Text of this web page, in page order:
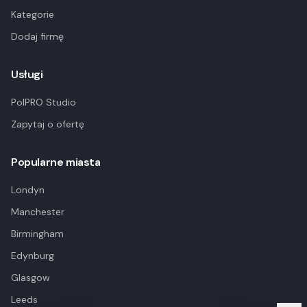
Kategorie
Dodaj firmę
Usługi
PolPRO Studio
Zapytaj o ofertę
Popularne miasta
Londyn
Manchester
Birmingham
Edynburg
Glasgow
Leeds